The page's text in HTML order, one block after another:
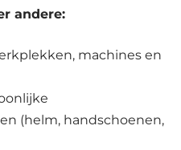
andere:
machines en
(helm, handschoenen,